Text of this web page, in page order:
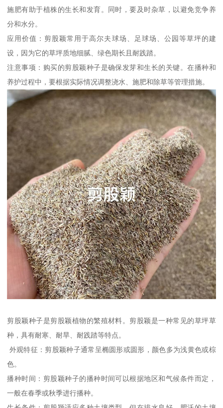
施肥有助于植株的生长和发育。同时，要及时杂草，以避免竞争养
分和水分。
应用价值：剪股颖常用于高尔夫球场、足球场、公园等草坪的建
设，因为它的草坪质地细腻、绿色期长且耐践踏。
注意事项：购买的剪股颖种子是确保发芽和生长的关键。在播种和
养护过程中，要根据实际情况调整浇水、施肥和除草等管理措施。
剪股颖种子是剪股颖植物的繁殖材料。剪股颖是一种常见的草坪草
种，具有耐寒、耐旱、耐践踏等特点。
外观特征：剪股颖种子通常呈椭圆形或圆形，颜色多为浅黄色或棕
色。
播种时间：剪股颖种子的播种时间可以根据地区和气候条件而定，
一般在春季或秋季进行播种。